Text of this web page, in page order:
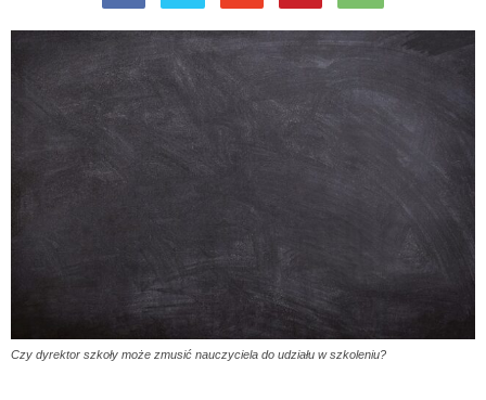
Czy dyrektor szkoły może zmusić nauczyciela do udziału w szkoleniu?